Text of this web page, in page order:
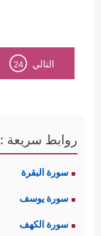
التالي 24
روابط سريعة :
سورة البقرة
سورة يوسف
سورة الكهف